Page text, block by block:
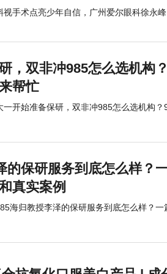
视手术点亮少年自信，广州爱尔眼科徐永
，双非冲985怎么选机构
帮忙
一开始准备保研，双非冲985怎么选机构
的保研服务到底怎么样？
真实案例
海归教授李泽的保研服务到底怎么样？一